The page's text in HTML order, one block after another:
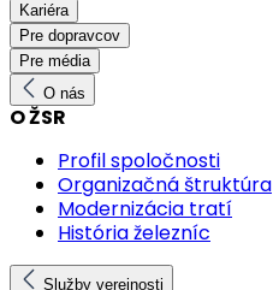
Kariéra
Pre dopravcov
Pre média
O nás
O ŽSR
Profil spoločnosti
Organizačná štruktúra
Modernizácia tratí
História železníc
Služby verejnosti